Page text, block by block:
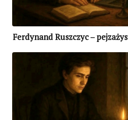
Ferdynand Ruszczyc –